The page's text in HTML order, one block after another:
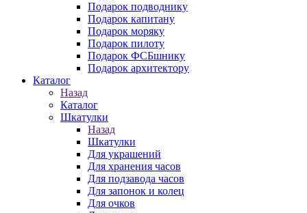
Подарок подводнику
Подарок капитану
Подарок моряку
Подарок пилоту
Подарок ФСБшнику
Подарок архитектору
Каталог
Назад
Каталог
Шкатулки
Назад
Шкатулки
Для украшений
Для хранения часов
Для подзавода часов
Для запонок и колец
Для очков